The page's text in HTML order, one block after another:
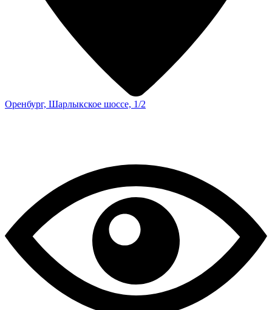
Оренбург, Шарлыкское шоссе, 1/2